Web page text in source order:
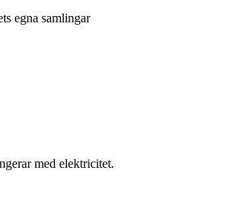
egna samlingar
med elektricitet.